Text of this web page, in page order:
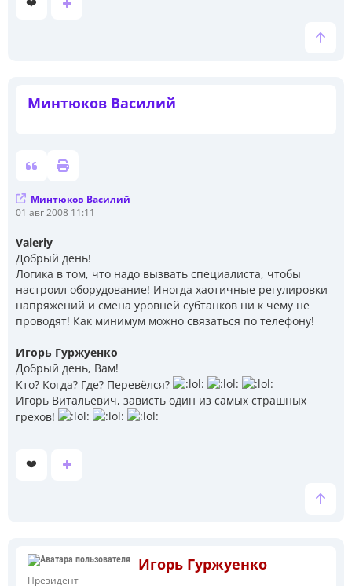
Минтюков Василий
С
б
щ
е
н
и
е
Минтюков Василий
01 авг 2008 11:11
Valeriy
Добрый день!
Логика в том, что надо вызвать специалиста, чтобы
настроил оборудование! Иногда хаотичные регулировки
напряжений и смена уровней субтанков ни к чему не
проводят! Как минимум можно связаться по телефону!
Игорь Гуржуенко
Добрый день, Вам!
Кто? Когда? Где? Перевёлся?
Игорь Витальевич, зависть один из самых страшных
грехов!
❤️
Игорь Гуржуенко
Президент